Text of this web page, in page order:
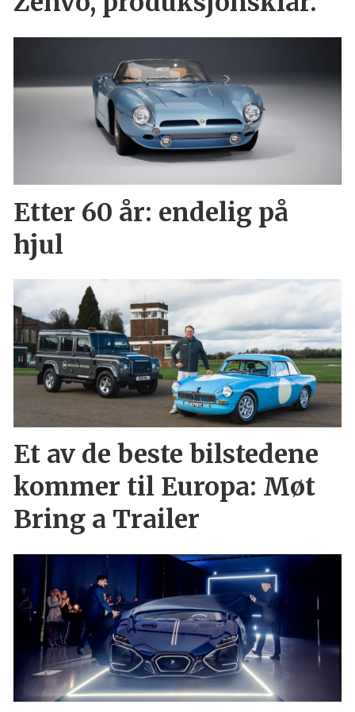
Etter 60 år: endelig på
hjul
Et av de beste bilstedene
kommer til Europa: Møt
Bring a Trailer